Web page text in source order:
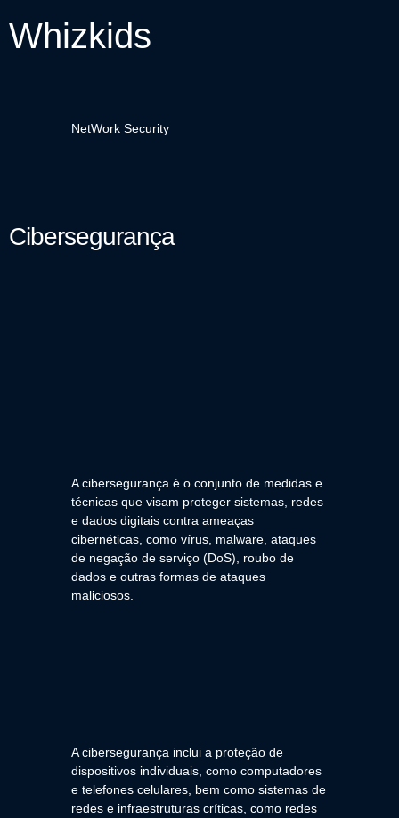
Whizkids
NetWork Security
Cibersegurança
A cibersegurança é o conjunto de medidas e
técnicas que visam proteger sistemas, redes
e dados digitais contra ameaças
cibernéticas, como vírus, malware, ataques
de negação de serviço (DoS), roubo de
dados e outras formas de ataques
maliciosos.
A cibersegurança inclui a proteção de
dispositivos individuais, como computadores
e telefones celulares, bem como sistemas de
redes e infraestruturas críticas, como redes